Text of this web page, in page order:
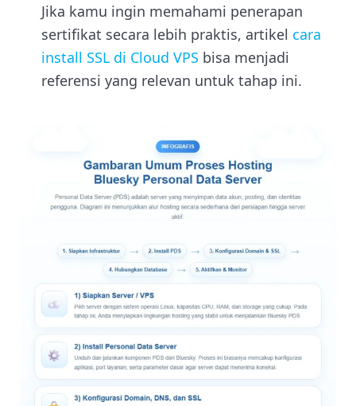
Jika kamu ingin memahami penerapan
sertifikat secara lebih praktis, artikel cara
install SSL di Cloud VPS bisa menjadi
referensi yang relevan untuk tahap ini.